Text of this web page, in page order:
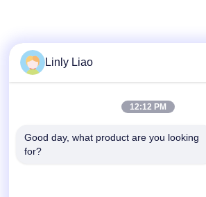
Tel
Linly Liao
12:12 PM
Good day, what product are you looking
for?